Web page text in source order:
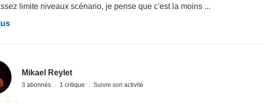
limite niveaux scénario, je pense que c'est la moins ...
Mikael Reylet
3 abonnés 1 critique Suivre son activité